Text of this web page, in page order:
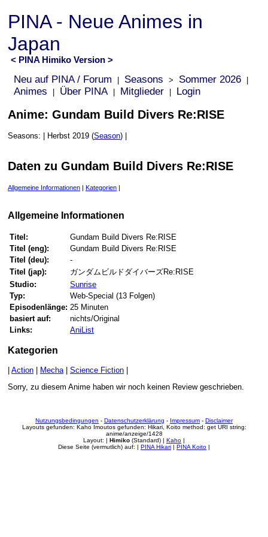
PINA - Neue Animes in
Japan
< PINA Himiko Version >
Neu auf PINA / Forum Seasons > Sommer 2026
Animes Über PINA Mitglieder Login
Anime: Gundam Build Divers Re:RISE
Seasons: | Herbst 2019 (Season) |
Daten zu Gundam Build Divers Re:RISE
Allgemeine Informationen Kategorien
Allgemeine Informationen
Titel:
Gundam Build Divers Re:RISE
Titel (eng):
Gundam Build Divers Re:RISE
Titel (deu):
-
Titel (jap):
ガンダムビルドダイバーズRe:RISE
Studio:
Sunrise
Typ:
Web-Special (13 Folgen)
Episodenlänge: 25 Minuten
basiert auf:
nichts/Original
Links:
AniList
Kategorien
Action Mecha Science Fiction
Sorry, zu diesem Anime haben wir noch keinen Review geschrieben.
Nutzungsbedingungen - Datenschutzerklärung - Impressum - Disclaimer
Layouts gefunden: Kaho Imoutos gefunden: Hikari, Koito method: get URI string:
anime/anzeige/1428
Layout: |
Himiko (Standard) | Kaho
Diese Seite (vermutlich) auf: | PINA Hikari PINA Koito